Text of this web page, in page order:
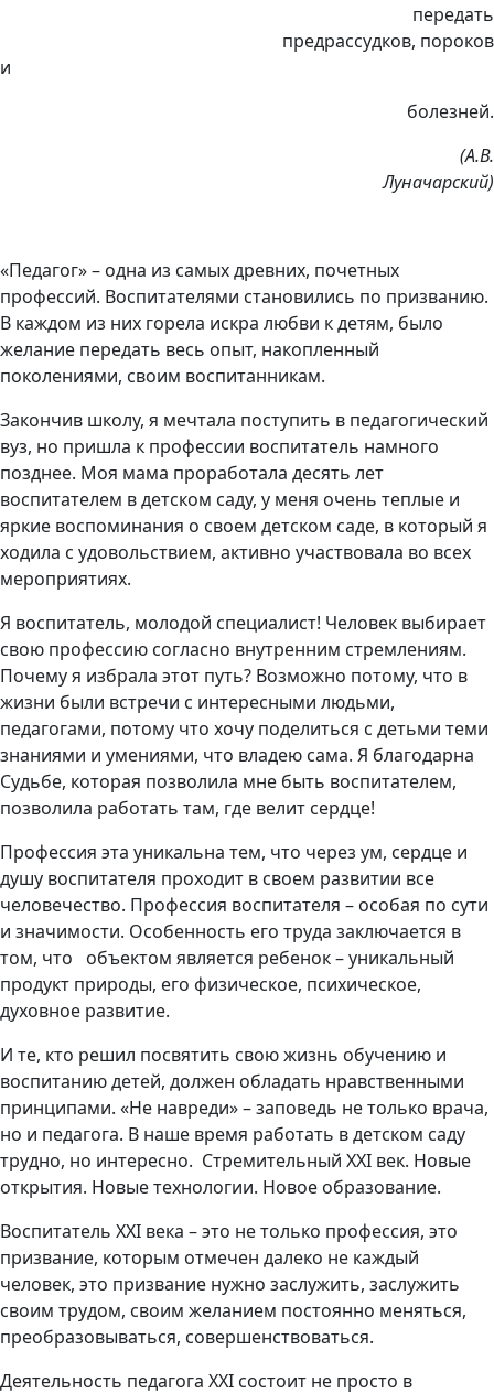
передать
предрассудков, пороков
болезней.
(А.В.
Луначарский)
«Педагог» – одна из самых древних, почетных
профессий. Воспитателями становились по призванию.
В каждом из них горела искра любви к детям, было
желание передать весь опыт, накопленный
поколениями, своим воспитанникам.
Закончив школу, я мечтала поступить в педагогический
вуз, но пришла к профессии воспитатель намного
позднее. Моя мама проработала десять лет
воспитателем в детском саду, у меня очень теплые и
яркие воспоминания о своем детском саде, в который я
ходила с удовольствием, активно участвовала во всех
мероприятиях.
Я воспитатель, молодой специалист! Человек выбирает
свою профессию согласно внутренним стремлениям.
Почему я избрала этот путь? Возможно потому, что в
жизни были встречи с интересными людьми,
педагогами, потому что хочу поделиться с детьми теми
знаниями и умениями, что владею сама. Я благодарна
Судьбе, которая позволила мне быть воспитателем,
позволила работать там, где велит сердце!
Профессия эта уникальна тем, что через ум, сердце и
душу воспитателя проходит в своем развитии все
человечество. Профессия воспитателя – особая по сути
и значимости. Особенность его труда заключается в
том, что объектом является ребенок – уникальный
продукт природы, его физическое, психическое,
духовное развитие.
И те, кто решил посвятить свою жизнь обучению и
воспитанию детей, должен обладать нравственными
принципами. «Не навреди» – заповедь не только врача,
но и педагога. В наше время работать в детском саду
трудно, но интересно. Стремительный XXI век. Новые
открытия. Новые технологии. Новое образование.
Воспитатель XXI века – это не только профессия, это
призвание, которым отмечен далеко не каждый
человек, это призвание нужно заслужить, заслужить
своим трудом, своим желанием постоянно меняться,
преобразовываться, совершенствоваться.
Деятельность педагога XXI состоит не просто в